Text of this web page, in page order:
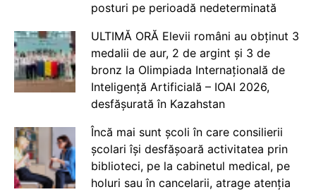
posturi pe perioadă nedeterminată
ULTIMĂ ORĂ Elevii români au obținut 3
medalii de aur, 2 de argint și 3 de
bronz la Olimpiada Internațională de
Inteligență Artificială – IOAI 2026,
desfășurată în Kazahstan
Încă mai sunt școli în care consilierii
școlari își desfășoară activitatea prin
biblioteci, pe la cabinetul medical, pe
holuri sau în cancelarii, atrage atenția